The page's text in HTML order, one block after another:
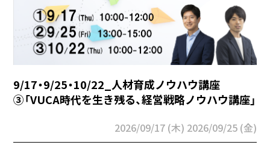
9/17・9/25・10/22_人材育成ノウハウ講座
③「VUCA時代を生き残る、経営戦略ノウハウ講座」
2026/09/17 (木) 2026/09/25 (金)